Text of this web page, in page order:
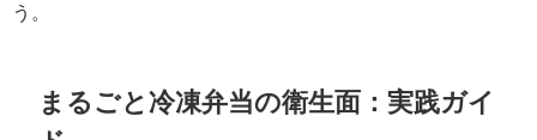
う。
まるごと冷凍弁当の衛生面：実践ガイ